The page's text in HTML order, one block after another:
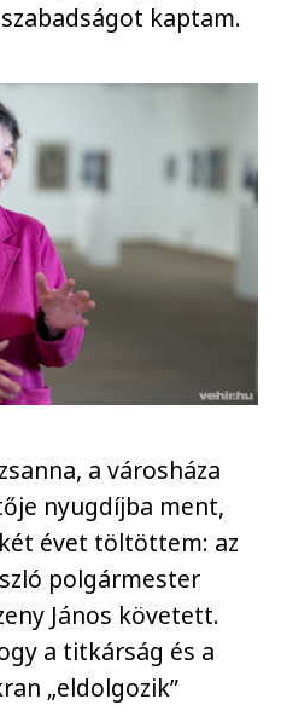
kaptam.
a városháza
nyugdíjba ment,
évet töltöttem: az
polgármester
János követett.
a titkárság és a
„eldolgozik”